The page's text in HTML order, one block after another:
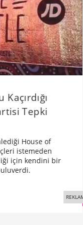
Tepki
House of
istemeden
için kendini bir